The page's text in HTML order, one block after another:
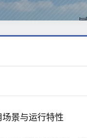
景与运行特性